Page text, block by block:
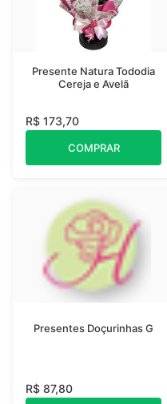
Presente Natura Tododia
Cereja e Avelã
R$ 173,70
COMPRAR
Presentes Doçurinhas G
R$ 87,80